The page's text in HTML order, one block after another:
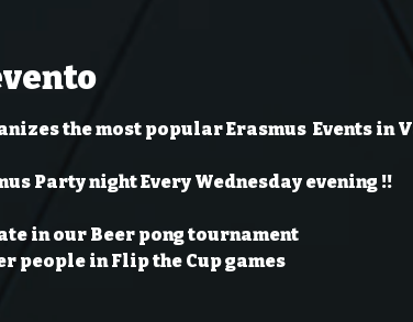
the most popular Erasmus  Events in
Party night Every Wednesday evening !!
in our Beer pong tournament
people in Flip the Cup games